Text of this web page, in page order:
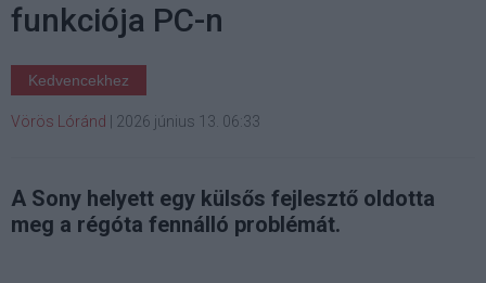
funkciója PC-n
Kedvencekhez
Vörös Lóránd 2026 június 13. 06:33
A Sony helyett egy külsős fejlesztő oldotta
meg a régóta fennálló problémát.